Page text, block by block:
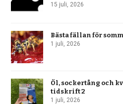
15 juli, 2026
Bästa fällan för
1 juli, 2026
Öl, sockertång och
tidskrift 2
1 juli, 2026